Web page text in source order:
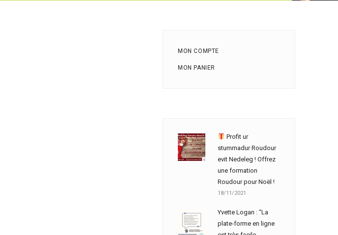
MON COMPTE
MON PANIER
Profit ur
stummadur Roudour
evit Nedeleg ! Offrez
une formation
Roudour pour Noël !
18/11/2021
Yvette Logan : “La
plate-forme en ligne